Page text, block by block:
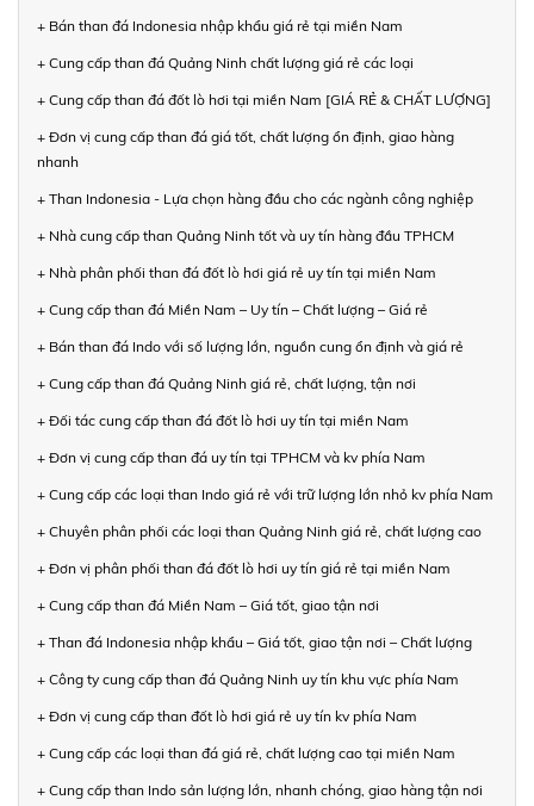
+ Bán than đá Indonesia nhập khẩu giá rẻ tại miền Nam
+ Cung cấp than đá Quảng Ninh chất lượng giá rẻ các loại
+ Cung cấp than đá đốt lò hơi tại miền Nam [GIÁ RẺ & CHẤT LƯỢNG]
+ Đơn vị cung cấp than đá giá tốt, chất lượng ổn định, giao hàng
nhanh
+ Than Indonesia - Lựa chọn hàng đầu cho các ngành công nghiệp
+ Nhà cung cấp than Quảng Ninh tốt và uy tín hàng đầu TPHCM
+ Nhà phân phối than đá đốt lò hơi giá rẻ uy tín tại miền Nam
+ Cung cấp than đá Miền Nam – Uy tín – Chất lượng – Giá rẻ
+ Bán than đá Indo với số lượng lớn, nguồn cung ổn định và giá rẻ
+ Cung cấp than đá Quảng Ninh giá rẻ, chất lượng, tận nơi
+ Đối tác cung cấp than đá đốt lò hơi uy tín tại miền Nam
+ Đơn vị cung cấp than đá uy tín tại TPHCM và kv phía Nam
+ Cung cấp các loại than Indo giá rẻ với trữ lượng lớn nhỏ kv phía Nam
+ Chuyên phân phối các loại than Quảng Ninh giá rẻ, chất lượng cao
+ Đơn vị phân phối than đá đốt lò hơi uy tín giá rẻ tại miền Nam
+ Cung cấp than đá Miền Nam – Giá tốt, giao tận nơi
+ Than đá Indonesia nhập khẩu – Giá tốt, giao tận nơi – Chất lượng
+ Công ty cung cấp than đá Quảng Ninh uy tín khu vực phía Nam
+ Đơn vị cung cấp than đốt lò hơi giá rẻ uy tín kv phía Nam
+ Cung cấp các loại than đá giá rẻ, chất lượng cao tại miền Nam
+ Cung cấp than Indo sản lượng lớn, nhanh chóng, giao hàng tận nơi